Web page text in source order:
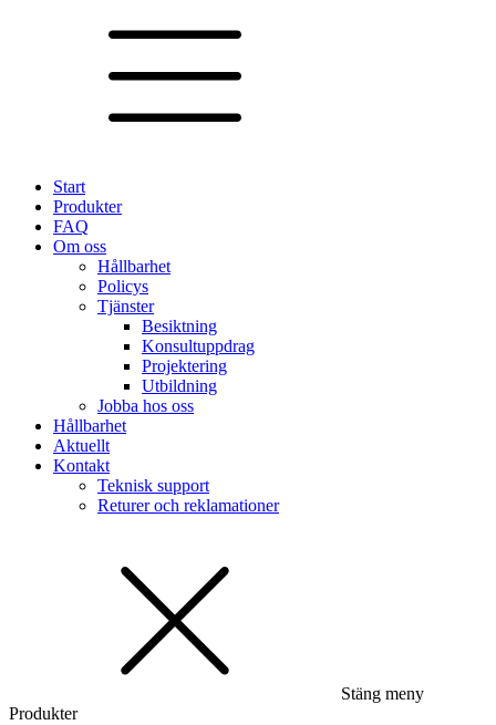
Start
Produkter
FAQ
Om oss
Hållbarhet
Policys
Tjänster
Besiktning
Konsultuppdrag
Projektering
Utbildning
Jobba hos oss
Hållbarhet
Aktuellt
Kontakt
Teknisk support
Returer och reklamationer
Stäng meny
Produkter